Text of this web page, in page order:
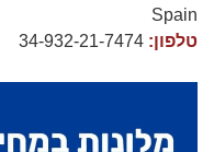
Spain
טלפון: